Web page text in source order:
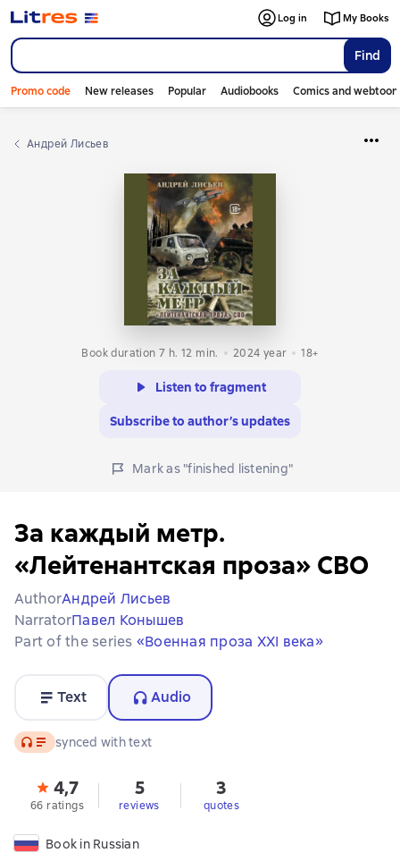
Find
Log in My Books
Promo code New releases Popular Audiobooks Comics and
Андрей Лисьев
Book duration 7 h. 12 min. 2024 year 18+
Listen to fragment
Subscribe to author’s updates
Mark as "finished listening"
За каждый метр.
«Лейтенантская проза» СВО
AuthorАндрей Лисьев
NarratorПавел Конышев
Part of the series «Военная проза XXI века»
Text Audio
Audio synced with text
4,7
66 ratings
5
reviews
3
quotes
Book in Russian